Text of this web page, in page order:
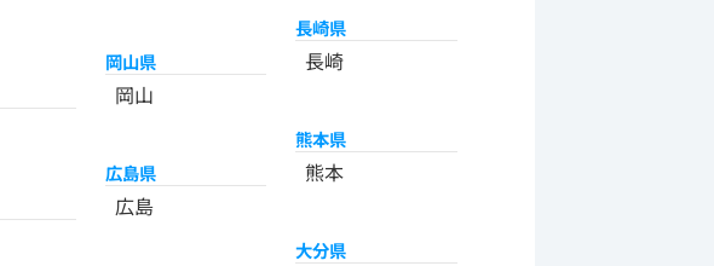
岡山県
岡山
広島県
広島
長崎県
長崎
熊本県
熊本
大分県